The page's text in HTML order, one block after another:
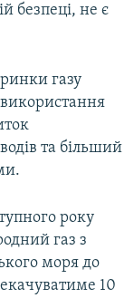
безпеці, не є
газу
та більший
року
газ з
моря до
10